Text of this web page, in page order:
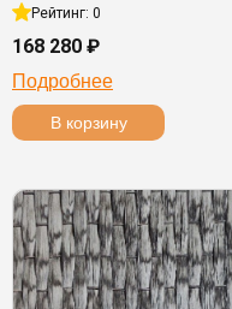
Рейтинг: 0
168 280 ₽
Подробнее
В корзину